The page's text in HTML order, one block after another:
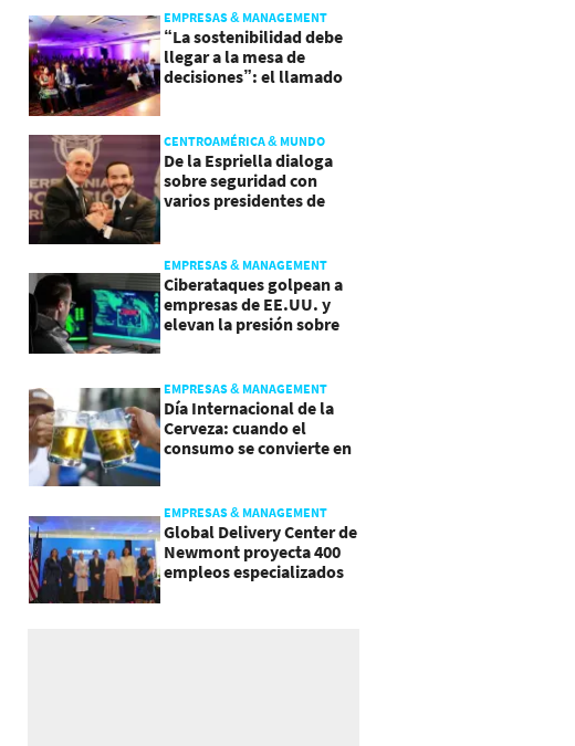
EMPRESAS & MANAGEMENT
“La sostenibilidad debe
llegar a la mesa de
decisiones”: el llamado
CENTROAMÉRICA & MUNDO
De la Espriella dialoga
sobre seguridad con
varios presidentes de
EMPRESAS & MANAGEMENT
Ciberataques golpean a
empresas de EE.UU. y
elevan la presión sobre
EMPRESAS & MANAGEMENT
Día Internacional de la
Cerveza: cuando el
consumo se convierte en
EMPRESAS & MANAGEMENT
Global Delivery Center de
Newmont proyecta 400
empleos especializados